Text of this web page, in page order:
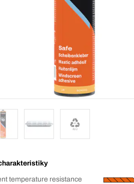
temperature resistance